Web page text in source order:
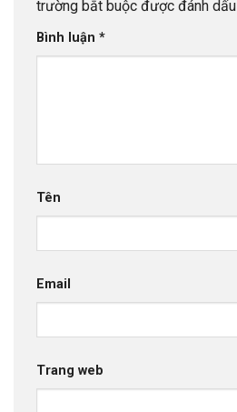
trường bắt buộc được đánh dấu
Bình luận *
Tên
Email
Trang web